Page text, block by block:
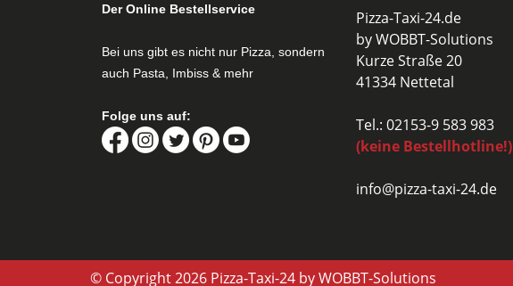
Der Online Bestellservice
Bei uns gibt es nicht nur Pizza, sondern
auch Pasta, Imbiss & mehr
Folge uns auf:
Pizza-Taxi-24.de
by WOBBT-Solutions
Kurze Straße 20
41334 Nettetal
Tel.: 02153-9 583 983
(keine Bestellhotline!)
info@pizza-taxi-24.de
© Copyright 2026 Pizza-Taxi-24 by WOBBT-Solutions